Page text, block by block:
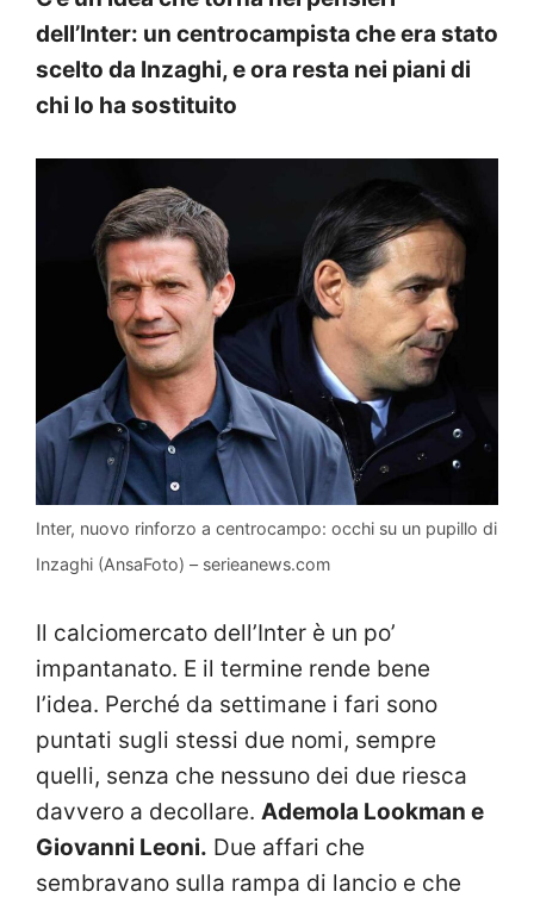
dell’Inter: un centrocampista che era stato
scelto da Inzaghi, e ora resta nei piani di
chi lo ha sostituito
Inter, nuovo rinforzo a centrocampo: occhi su un pupillo di
Inzaghi (AnsaFoto) – serieanews.com
Il calciomercato dell’Inter è un po’
impantanato. E il termine rende bene
l’idea. Perché da settimane i fari sono
puntati sugli stessi due nomi, sempre
quelli, senza che nessuno dei due riesca
davvero a decollare. Ademola Lookman e
Giovanni Leoni. Due affari che
sembravano sulla rampa di lancio e che